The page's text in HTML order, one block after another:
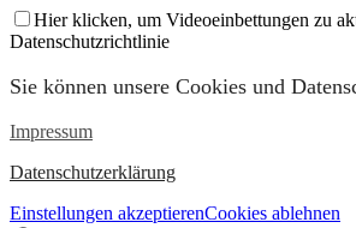
Hier klicken, um Videoeinbettungen zu
Datenschutzrichtlinie
Sie können unsere Cookies und
Impressum
Datenschutzerklärung
Einstellungen akzeptierenCookies ablehnen